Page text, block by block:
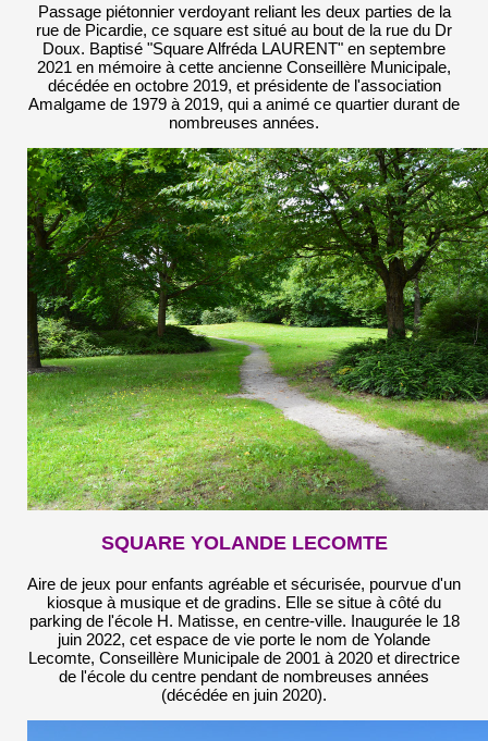
Passage piétonnier verdoyant reliant les deux parties de la
rue de Picardie, ce square est situé au bout de la rue du Dr
Doux. Baptisé "Square Alfréda LAURENT" en septembre
2021 en mémoire à cette ancienne Conseillère Municipale,
décédée en octobre 2019, et présidente de l'association
Amalgame de 1979 à 2019, qui a animé ce quartier durant de
nombreuses années.
SQUARE YOLANDE LECOMTE
Aire de jeux pour enfants agréable et sécurisée, pourvue d'un
kiosque à musique et de gradins. Elle se situe à côté du
parking de l'école H. Matisse, en centre-ville. Inaugurée le 18
juin 2022, cet espace de vie porte le nom de Yolande
Lecomte, Conseillère Municipale de 2001 à 2020 et directrice
de l'école du centre pendant de nombreuses années
(décédée en juin 2020).